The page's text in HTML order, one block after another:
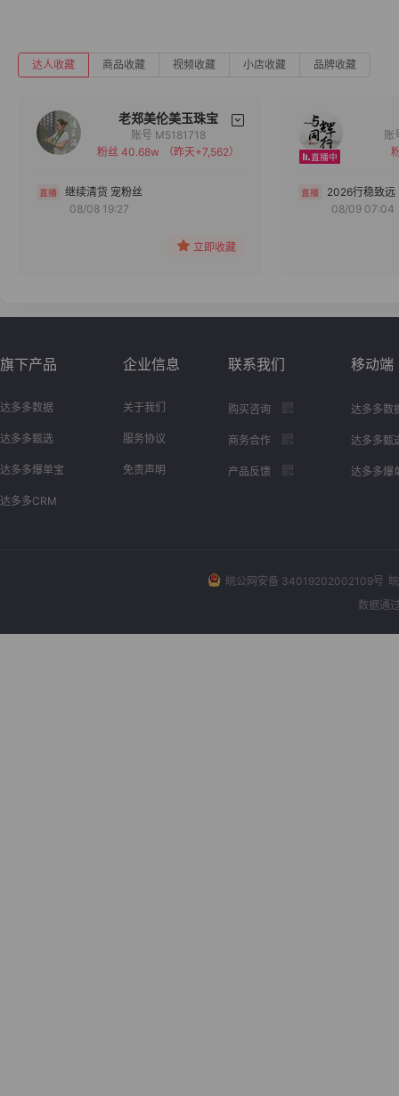
达人收藏 商品收藏 视频收藏 小店收藏 品牌收藏
老郑美伦美玉珠宝
备注
账号 M5181718
粉丝 40.68w
（昨天+7,562）
继续清货 宠粉丝
08/08 19:27
立即收藏
2026行稳致远
08/09 07:04
旗下产品
达多多数据
达多多甄选
达多多爆单宝
达多多CRM
企业信息
关于我们
服务协议
免责声明
联系我们
购买咨询
商务合作
产品反馈
移动端
达多多数
达多多甄
达多多爆
皖公网安备 34019202002109号
数据通